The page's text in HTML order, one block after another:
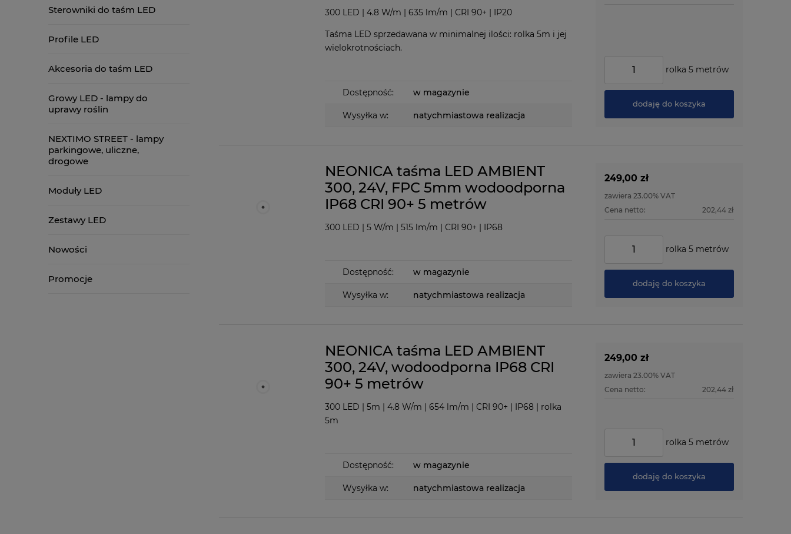
Sterowniki do taśm LED
Profile LED
Akcesoria do taśm LED
Growy LED - lampy do
uprawy roślin
NEXTIMO STREET - lampy
parkingowe, uliczne,
drogowe
Moduły LED
Zestawy LED
Nowości
Promocje
300 LED | 4.8 W/m | 635 lm/m | CRI 90+ | IP20
Taśma LED sprzedawana w minimalnej ilości: rolka 5m i jej
wielokrotnościach.
Dostępność: w magazynie
Wysyłka w: natychmiastowa realizacja
rolka 5 metrów
dodaję do koszyka
NEONICA taśma LED AMBIENT
300, 24V, FPC 5mm wodoodporna
IP68 CRI 90+ 5 metrów
300 LED | 5 W/m | 515 lm/m | CRI 90+ | IP68
Dostępność: w magazynie
Wysyłka w: natychmiastowa realizacja
249,00 zł
zawiera 23.00% VAT
Cena netto:
202,44 zł
rolka 5 metrów
dodaję do koszyka
NEONICA taśma LED AMBIENT
300, 24V, wodoodporna IP68 CRI
90+ 5 metrów
300 LED | 5m | 4.8 W/m | 654 lm/m | CRI 90+ | IP68 | rolka
5m
Dostępność: w magazynie
Wysyłka w: natychmiastowa realizacja
249,00 zł
zawiera 23.00% VAT
Cena netto:
202,44 zł
rolka 5 metrów
dodaję do koszyka